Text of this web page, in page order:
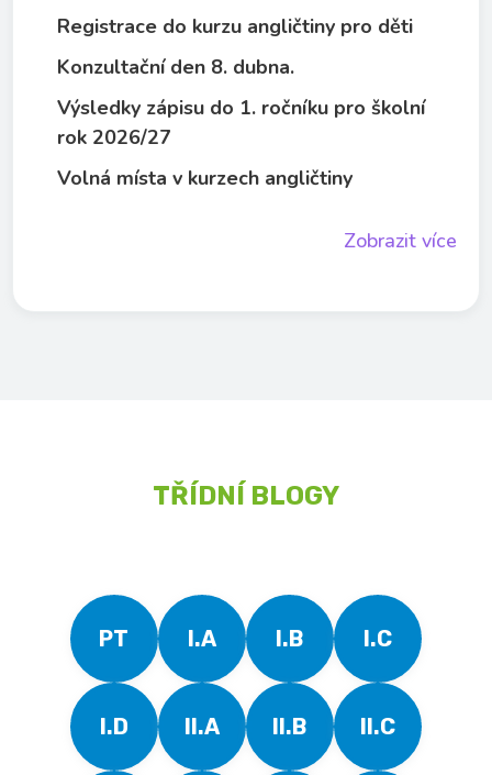
Registrace do kurzu angličtiny pro děti
Konzultační den 8. dubna.
Výsledky zápisu do 1. ročníku pro školní
rok 2026/27
Volná místa v kurzech angličtiny
Zobrazit více
TŘÍDNÍ BLOGY
PT I.A I.B I.C
I.D II.A II.B II.C